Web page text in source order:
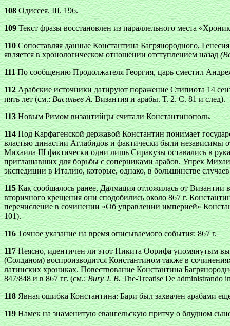
108Одиссея. III. 196.
109Текст фразы восстановлен из параллельного места
110Сопоставляя данные Константина Багрянородного,
является в хронологическом отношении отступлением назад
111По сообщению Продолжателя Георгия, царь сместил
112Арабские источники датируют поражение Стипиота 14
пять лет (см.:Васильев А.Византия и арабы. Т. 2. С. 81 и след).
113Новым Римом византийцы считали Константинополь.
114Под Карфагенской державой Константин понимает
властью династии Аглабидов и фактически были
Михаила III фактически одни лишь Сиракузы оставались в
приглашавших для борьбы с соперниками арабов. Упрек
экспедиции в Италию, которые, однако, в большинстве
115Как сообщалось ранее, Далмация отложилась от
вторичного крещения они сподобились около 867 г.
перечисление в сочинении «Об управлении империей»
101).
116Точное указание на время описываемого события: 867 г.
117Неясно, идентичен ли этот Никита Оорифа упомянутым
(Солданом) воспроизводится Константином также в
латинских хрониках. Повествование Константина
847/848 и в 867 гг. (см.:Bury J. В.The-Treatise De administrando
118Явная ошибка Константина: Бари был захвачен арабами
119Намек на знаменитую евангельскую притчу о блудном